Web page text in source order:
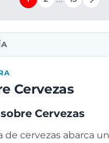
Cervezas
Cervezas
de cervezas abarca